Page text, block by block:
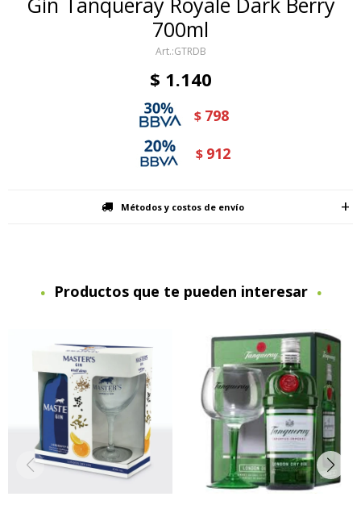
700ml
GTRDB
$ 1.140
$ 798
$ 912
Métodos y costos de envío
Productos que te pueden interesar